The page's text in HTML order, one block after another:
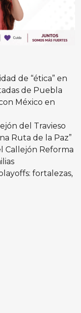
de “ética” en
de Puebla
México en
del Travieso
Ruta de la Paz”
Callejón Reforma
fortalezas,